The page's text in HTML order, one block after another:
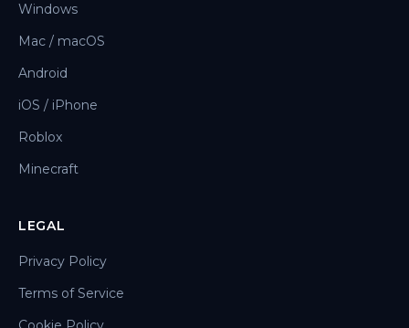
Windows
Mac / macOS
Android
iOS / iPhone
Roblox
Minecraft
LEGAL
Privacy Policy
Terms of Service